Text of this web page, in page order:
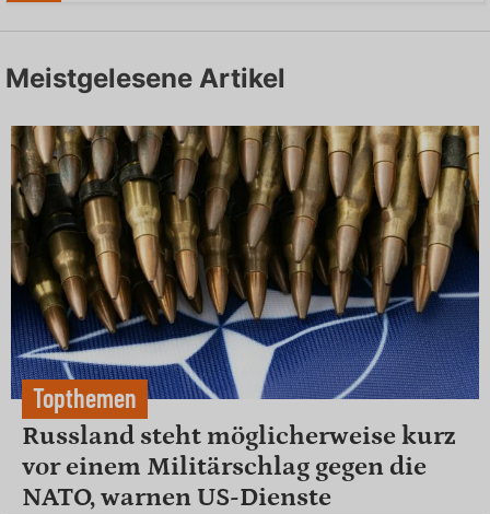
Meistgelesene Artikel
Topthemen
Russland steht möglicherweise kurz
vor einem Militärschlag gegen die
NATO, warnen US-Dienste